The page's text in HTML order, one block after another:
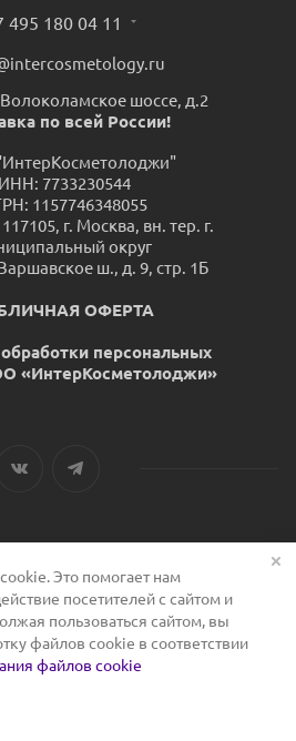
495 180 04 11
шоссе, д.2
по всей России!
ИНН: 7733230544
1157746348055
г. Москва, вн. тер. г.
округ
ш., д. 9, стр. 1Б
ОФЕРТА
персональных
«ИнтерКосметолоджи»
для косметологов
Это помогает нам
посетителей с сайтом и
пользоваться сайтом, вы
файлов cookie в соответствии
файлов cookie